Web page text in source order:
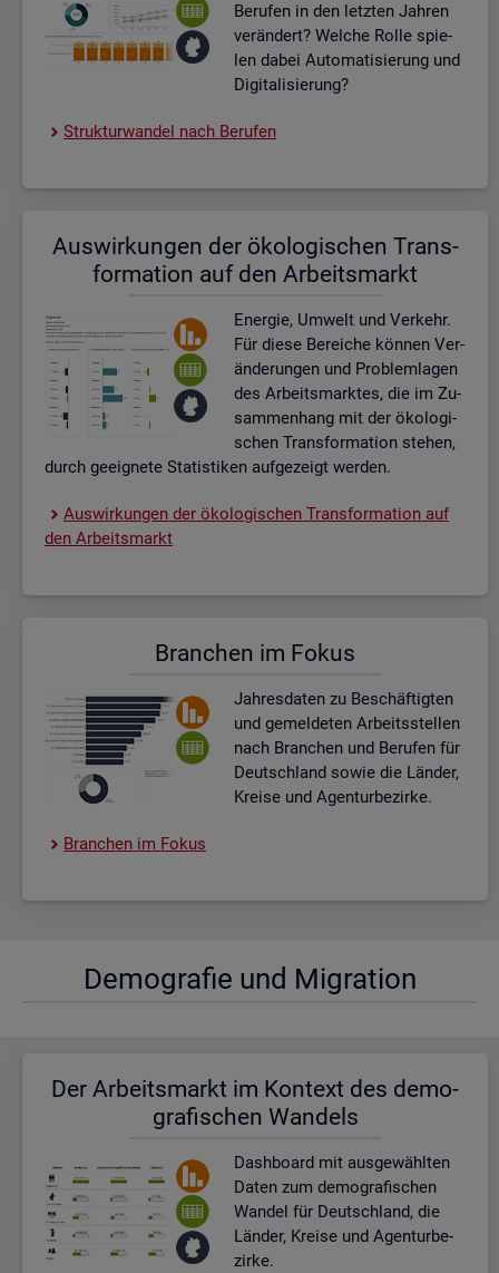
Be­ru­fen in den letz­ten Jah­ren
ver­än­dert? Wel­che Rolle spie­
len dabei Au­to­ma­ti­sie­rung und
Di­gi­ta­li­sie­rung?
Struk­tur­wan­del nach Be­ru­fen
Aus­wir­kun­gen der öko­lo­gi­schen Trans­
for­ma­ti­on auf den Ar­beits­markt
En­er­gie, Um­welt und Ver­kehr.
Für diese Be­rei­che kön­nen Ver­
än­de­run­gen und Pro­blem­la­gen
des Ar­beits­mark­tes, die im Zu­
sam­men­hang mit der öko­lo­gi­
schen Trans­for­ma­ti­on ste­hen,
durch ge­eig­ne­te Sta­tis­ti­ken auf­ge­zeigt wer­den.
Aus­wir­kun­gen der öko­lo­gi­schen Trans­for­ma­ti­on auf
den Ar­beits­markt
Bran­chen im Fokus
Jah­res­da­ten zu Be­schäf­tig­ten
und ge­mel­de­ten Ar­beits­stel­len
nach Bran­chen und Be­ru­fen für
Deutsch­land sowie die Län­der,
Krei­se und Agen­tur­be­zir­ke.
Bran­chen im Fokus
De­mo­gra­fie und Mi­gra­ti­on
Der Ar­beits­markt im Kon­text des de­mo­
gra­fi­schen Wan­dels
Dash­board mit aus­ge­wähl­ten
Daten zum de­mo­gra­fi­schen
Wan­del für Deutsch­land, die
Län­der, Krei­se und Agen­tur­be­
zir­ke.